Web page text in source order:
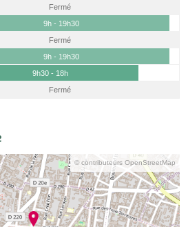
Fermé
9h - 19h30
Fermé
9h - 19h30
9h30 - 18h
Fermé
© contributeurs OpenStreetMap